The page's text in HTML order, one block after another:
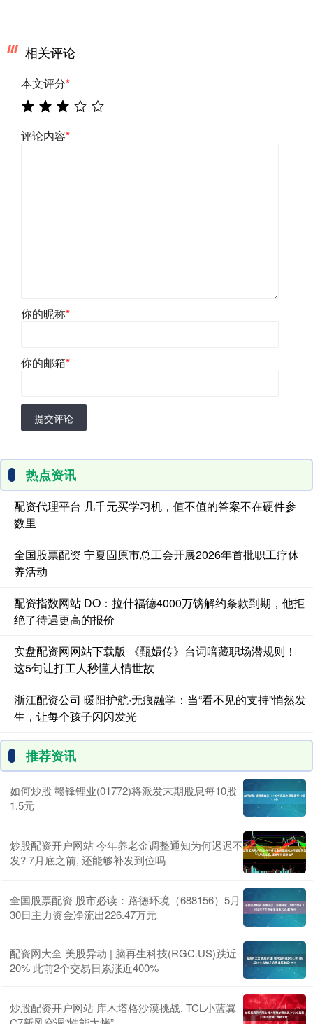
相关评论
本文评分*
评论内容*
你的昵称*
你的邮箱*
提交评论
热点资讯
配资代理平台 几千元买学习机，值不值的答案不在硬件参
数里
全国股票配资 宁夏固原市总工会开展2026年首批职工疗休
养活动
配资指数网站 DO：拉什福德4000万镑解约条款到期，他拒
绝了待遇更高的报价
实盘配资网网站下载版 《甄嬛传》台词暗藏职场潜规则！
这5句让打工人秒懂人情世故
浙江配资公司 暖阳护航·无痕融学：当“看不见的支持”悄然发
生，让每个孩子闪闪发光
推荐资讯
如何炒股 赣锋锂业(01772)将派发末期股息每10股
1.5元
炒股配资开户网站 今年养老金调整通知为何迟迟不
发? 7月底之前, 还能够补发到位吗
全国股票配资 股市必读：路德环境（688156）5月
30日主力资金净流出226.47万元
配资网大全 美股异动 | 脑再生科技(RGC.US)跌近
20% 此前2个交易日累涨近400%
炒股配资开户网站 库木塔格沙漠挑战, TCL小蓝翼